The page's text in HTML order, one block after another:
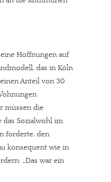
Hoffnungen auf
das in Köln
Anteil von 30
müssen die
das Sozialwohl im
forderte, den
konsequent wie in
„Das war ein